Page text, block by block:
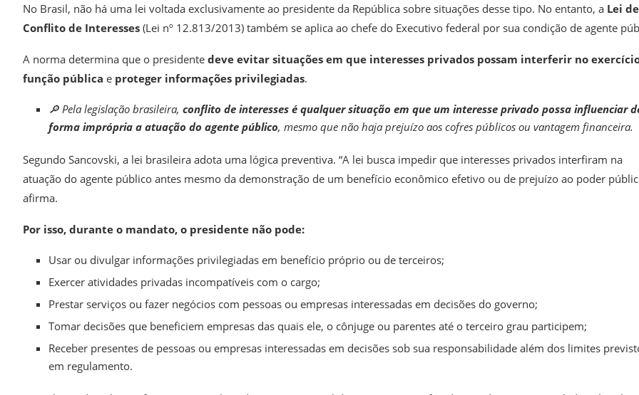
No Brasil, não há uma lei voltada exclusivamente ao presidente da República sobre situações desse tipo. No entanto, a Lei de
Conflito de Interesses (Lei nº 12.813/2013) também se aplica ao chefe do Executivo federal por sua condição de agente
A norma determina que o presidente deve evitar situações em que interesses privados possam interferir no
função pública e proteger informações privilegiadas.
🔎 Pela legislação brasileira, conflito de interesses é qualquer situação em que um interesse privado possa influenciar
forma imprópria a atuação do agente público, mesmo que não haja prejuízo aos cofres públicos ou vantagem financeira.
Segundo Sancovski, a lei brasileira adota uma lógica preventiva. “A lei busca impedir que interesses privados interfiram na
atuação do agente público antes mesmo da demonstração de um benefício econômico efetivo ou de prejuízo ao poder
afirma.
Por isso, durante o mandato, o presidente não pode:
Usar ou divulgar informações privilegiadas em benefício próprio ou de terceiros;
Exercer atividades privadas incompatíveis com o cargo;
Prestar serviços ou fazer negócios com pessoas ou empresas interessadas em decisões do governo;
Tomar decisões que beneficiem empresas das quais ele, o cônjuge ou parentes até o terceiro grau participem;
Receber presentes de pessoas ou empresas interessadas em decisões sob sua responsabilidade além dos limites
em regulamento.